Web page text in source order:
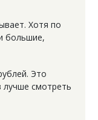
Хотя по
большие,
Это
лучше смотреть